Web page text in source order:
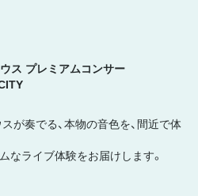
ス プレミアムコンサー
が奏でる、本物の音色を、間近で体
なライブ体験をお届けします。